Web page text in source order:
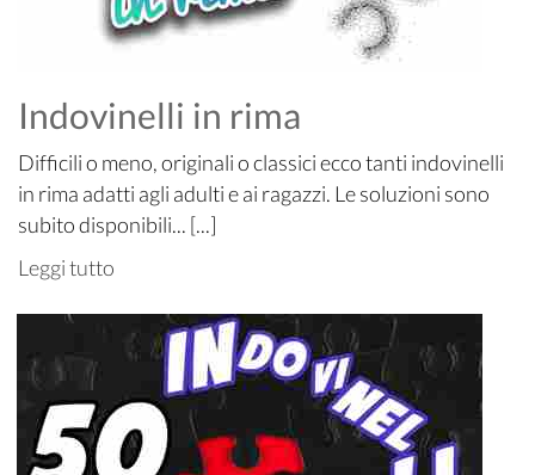
Indovinelli in rima
Difficili o meno, originali o classici ecco tanti indovinelli
in rima adatti agli adulti e ai ragazzi. Le soluzioni sono
subito disponibili... [...]
Leggi tutto